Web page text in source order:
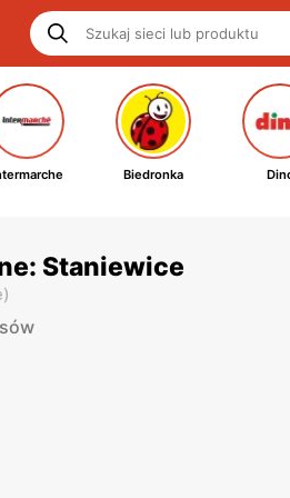
Biedronka
Staniewice
)